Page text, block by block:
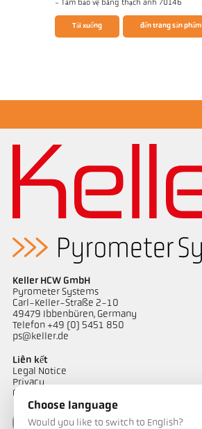
- Tấm bảo vệ bằng thạch anh 70146
Ghi chú ứng dụng Coking plant
Tải xuống đến trang sản phẩm
Keller HCW GmbH
Pyrometer Systems
Carl-Keller-Straße 2-10
49479 Ibbenbüren, Germany
Telefon +49 (0) 5451 850
ps@keller.de
Liên kết
Legal Notice
Privacy
GTC
Choose language
Would you like to switch to English?